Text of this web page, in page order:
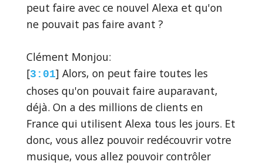
peut faire avec ce nouvel Alexa et qu'on
ne pouvait pas faire avant ?
Clément Monjou:
[3:01] Alors, on peut faire toutes les
choses qu'on pouvait faire auparavant,
déjà. On a des millions de clients en
France qui utilisent Alexa tous les jours. Et
donc, vous allez pouvoir redécouvrir votre
musique, vous allez pouvoir contrôler